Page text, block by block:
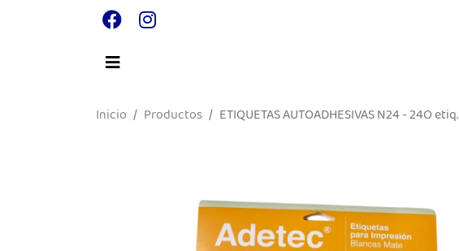
Inicio Productos ETIQUETAS AUTOADHESIVAS N24 - 24O etiq.